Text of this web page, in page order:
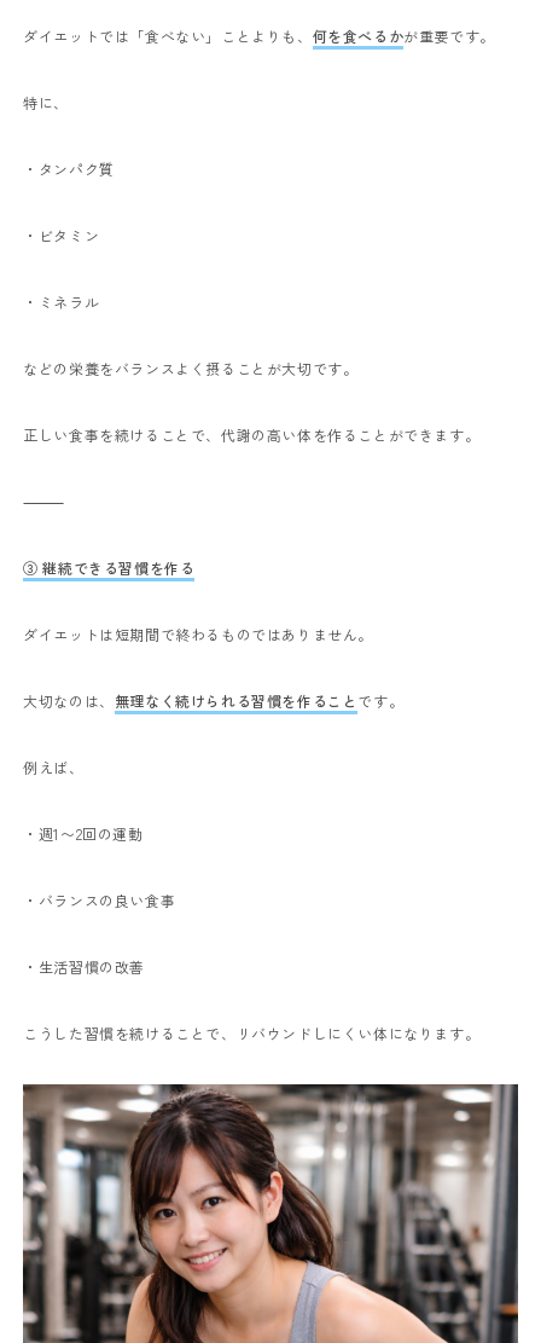
ダイエットでは「食べない」ことよりも、 何を食べるかが重要です。
特に、
・タンパク質
・ビタミン
・ミネラル
などの栄養をバランスよく摂ることが大切です。
正しい食事を続けることで、代謝の高い体を作ることができます。
⸻
③ 継続できる習慣を作る
ダイエットは短期間で終わるものではありません。
大切なのは、 無理なく続けられる習慣を作ること です。
例えば、
・週1〜2回の運動
・バランスの良い食事
・生活習慣の改善
こうした習慣を続けることで、リバウンドしにくい体になります。